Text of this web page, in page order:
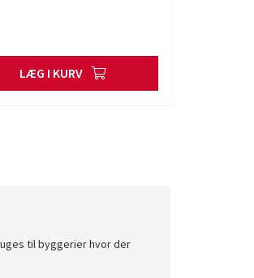
LÆG I KURV
til byggerier hvor der